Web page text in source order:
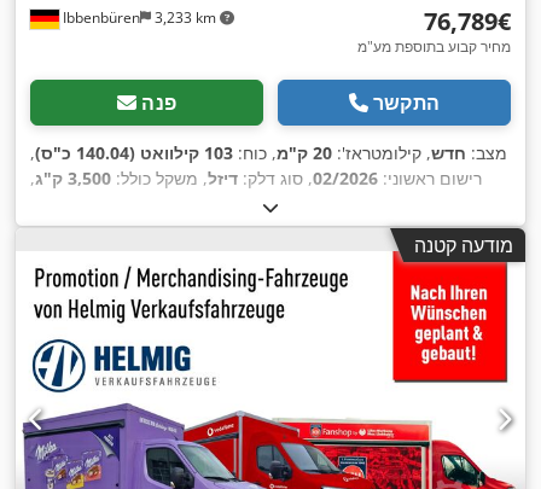
Ibbenbüren 3,233 km ‏76,789 ‏€
מחיר קבוע בתוספת מע"מ
פנה התקשר
מצב: חדש, קילומטראז': 20 ק"מ , כוח: 103 קילוואט (140.04 כ"ס)
,
רישום ראשוני: 02/2026, סוג דלק: דיזל, משקל כולל: 3,500 ק"ג
,
, מספר מושבים:
מ"מ, רוחב שטח הטעינה:2,100 מ"מ , גובה תא המטען:2,100
מ"מ מיזוג אוויר, מערכת בלימה למניעת נעילה (ABS)
מודעה קטנה